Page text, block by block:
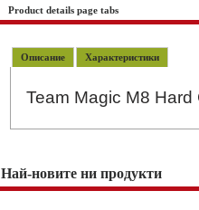
Product details page tabs
Описание Характеристики
Team Magic M8
Най-новите ни продукти